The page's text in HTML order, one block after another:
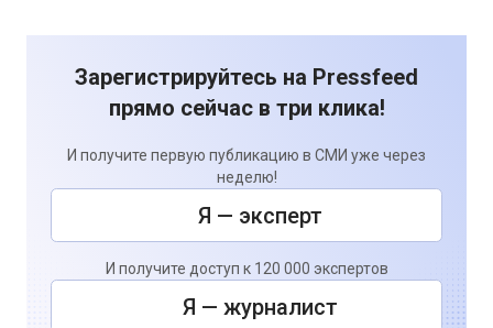
Зарегистрируйтесь на Pressfeed
прямо сейчас в три клика!
И получите первую публикацию в СМИ уже через
неделю!
Я — эксперт
И получите доступ к 120 000 экспертов
Я — журналист